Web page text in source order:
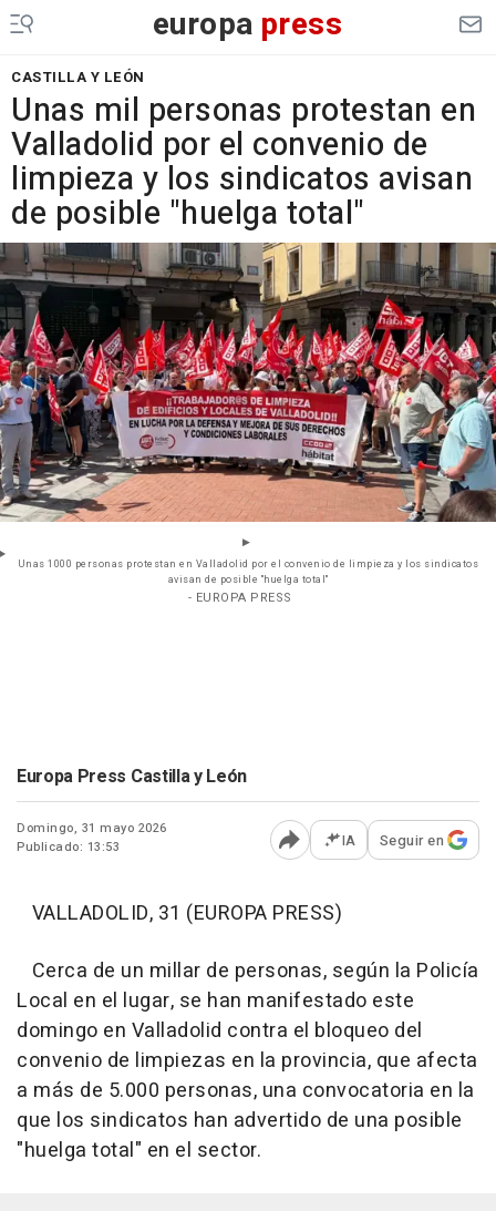
europa press
CASTILLA Y LEÓN
Unas mil personas protestan en
Valladolid por el convenio de
limpieza y los sindicatos avisan
de posible "huelga total"
Unas 1000 personas protestan en Valladolid por el convenio de limpieza y los sindicatos
avisan de posible "huelga total"
- EUROPA PRESS
Europa Press Castilla y León
Domingo, 31 mayo 2026
Publicado: 13:53
Abrir opciones para
IA Seguir en
VALLADOLID, 31 (EUROPA PRESS)
Cerca de un millar de personas, según la Policía
Local en el lugar, se han manifestado este
domingo en Valladolid contra el bloqueo del
convenio de limpiezas en la provincia, que afecta
a más de 5.000 personas, una convocatoria en la
que los sindicatos han advertido de una posible
"huelga total" en el sector.